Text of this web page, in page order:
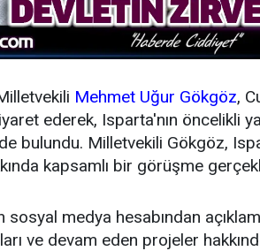
Mehmet Uğur Gökgöz,
ederek, Isparta'nın öncelikli
bulundu. Milletvekili Gökgöz,
kapsamlı bir görüşme
sosyal medya hesabından
ve devam eden projeler